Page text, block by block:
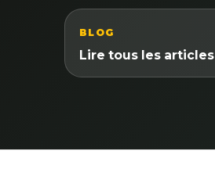
BLOG
Lire tous les articles